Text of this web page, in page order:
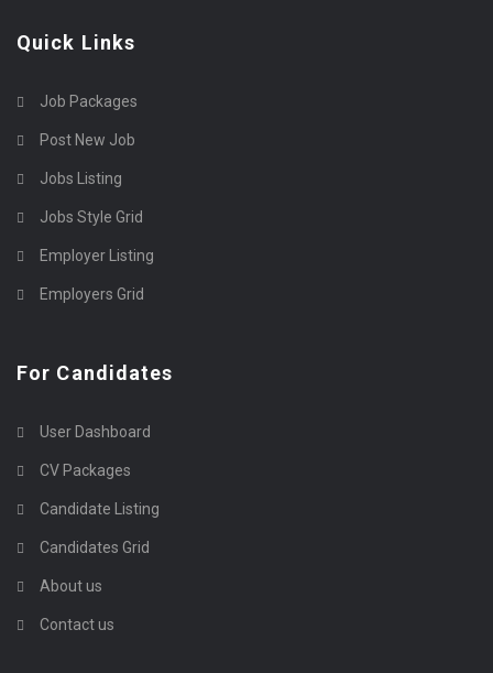
Quick Links
Job Packages
Post New Job
Jobs Listing
Jobs Style Grid
Employer Listing
Employers Grid
For Candidates
User Dashboard
CV Packages
Candidate Listing
Candidates Grid
About us
Contact us